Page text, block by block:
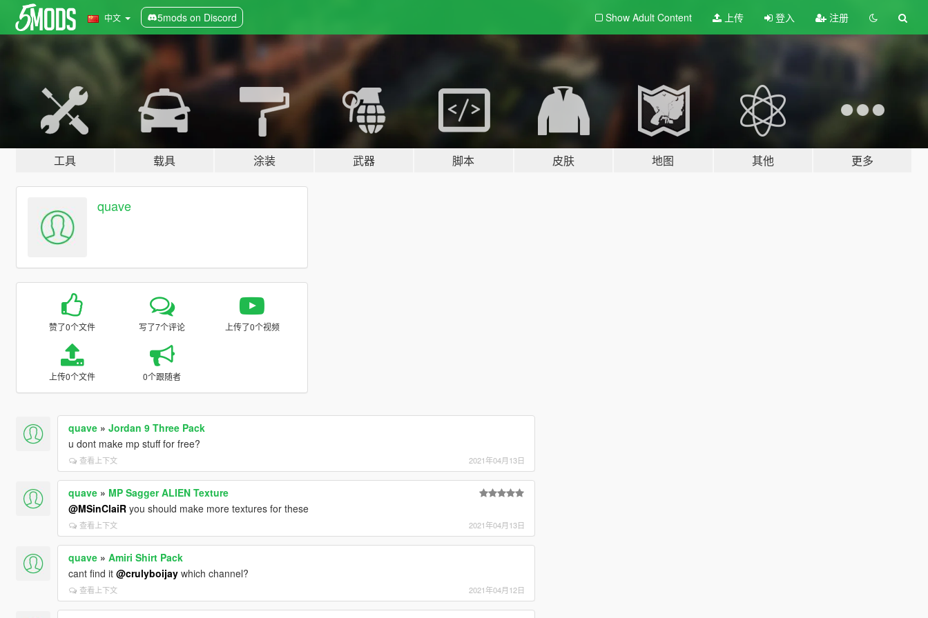
中文 5mods on Discord Show Adult Content 上传 登入 注册
工具 载具 涂装 武器 脚本 皮肤 地图 其他 更多
quave
赞了0个文件 写了7个评论 上传了0个视频
上传0个文件 0个跟随者
quave» Jordan 9 Three Pack
u dont make mp stuff for free?
查看上下文 2021年04月13日
quave» MP Sagger ALIEN Texture
@MSinClaiRyou should make more textures for these
查看上下文 2021年04月13日
quave» Amiri Shirt Pack
cant find it @crulyboijaywhich channel?
查看上下文 2021年04月12日